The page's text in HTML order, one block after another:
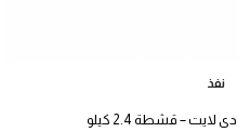
نفذ
دى لايت – قشطة 2.4 كيلو